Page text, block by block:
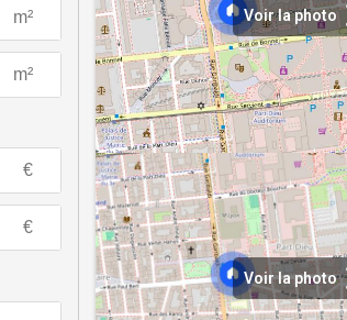
Voir la photo
Voir la photo